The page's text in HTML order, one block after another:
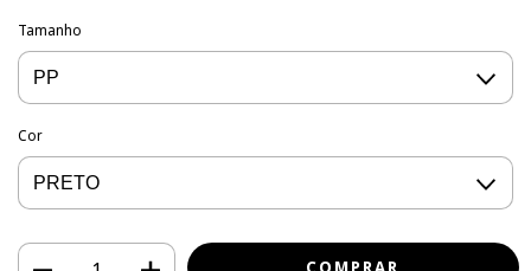
Tamanho
Cor